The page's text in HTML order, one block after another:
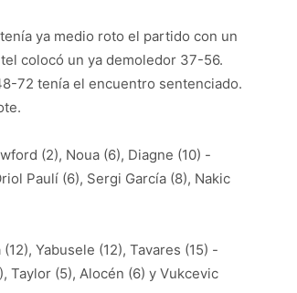
ya medio roto el partido con un
colocó un ya demoledor 37-56.
72 tenía el encuentro sentenciado.
(2), Noua (6), Diagne (10) -
Paulí (6), Sergi García (8), Nakic
Yabusele (12), Tavares (15) -
Taylor (5), Alocén (6) y Vukcevic